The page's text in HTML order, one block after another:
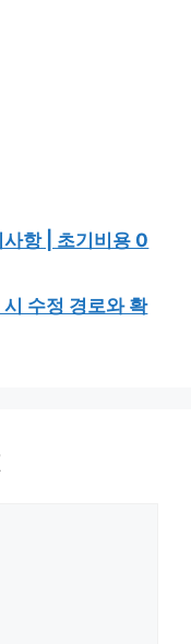
항 | 초기비용 0
수정 경로와 확